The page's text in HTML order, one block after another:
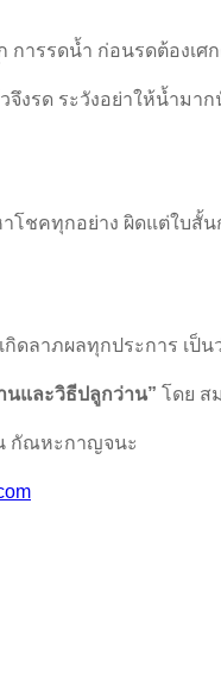
การรดน้ำ ก่อนรดต้องเศ
จึงรด ระวังอย่าให้น้ำม
โชคทุกอย่าง ผิดแต่ใบสั้น
กิดลาภผลทุกประการ เ
และวิธีปลูกว่าน” โดย ส
กัณหะกาญจนะ